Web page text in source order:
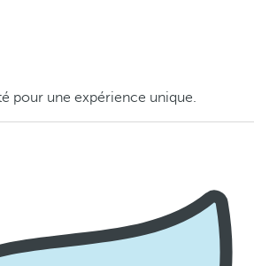
pour une expérience unique.